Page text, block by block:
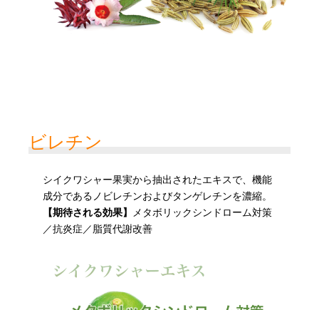
ビレチン
シイクワシャー果実から抽出されたエキスで、機能
成分であるノビレチンおよびタンゲレチンを濃縮。
【期待される効果】 メタボリックシンドローム対策
／抗炎症／脂質代謝改善